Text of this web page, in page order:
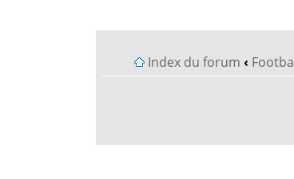
Index du forum ‹